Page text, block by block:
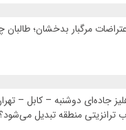
مرگبار بدخشان؛
جاده‌ای دوشنبه – کابل –
ترانزیتی منطقه تبدیل